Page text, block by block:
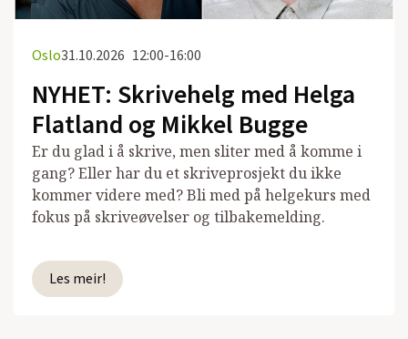
Oslo31.10.2026 12:00-16:00
NYHET: Skrivehelg med Helga
Flatland og Mikkel Bugge
Er du glad i å skrive, men sliter med å komme i
gang? Eller har du et skriveprosjekt du ikke
kommer videre med? Bli med på helgekurs med
fokus på skriveøvelser og tilbakemelding.
Les meir!